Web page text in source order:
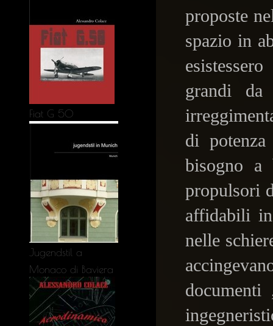
proposte
spazio in
grandi da
di
bisogno a
propulsori
affidabili
nelle
Fiat G 50
Jugendstil a
Monaco di Baviera